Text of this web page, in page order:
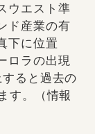
ウエスト準
ド産業の有
下に位置
ロラの出現
ると過去の
す。（情報